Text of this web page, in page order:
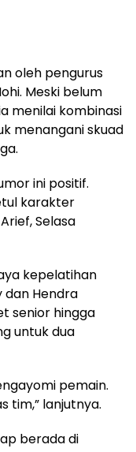
oleh pengurus
Meski belum
menilai kombinasi
menangani skuad
ini positif.
karakter
Selasa
kepelatihan
dan Hendra
senior hingga
untuk dua
pemain.
tim,” lanjutnya.
berada di